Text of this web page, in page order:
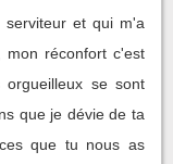
et qui m'a
mon réconfort c'est
orgueilleux se sont
que je dévie de ta
que tu nous as